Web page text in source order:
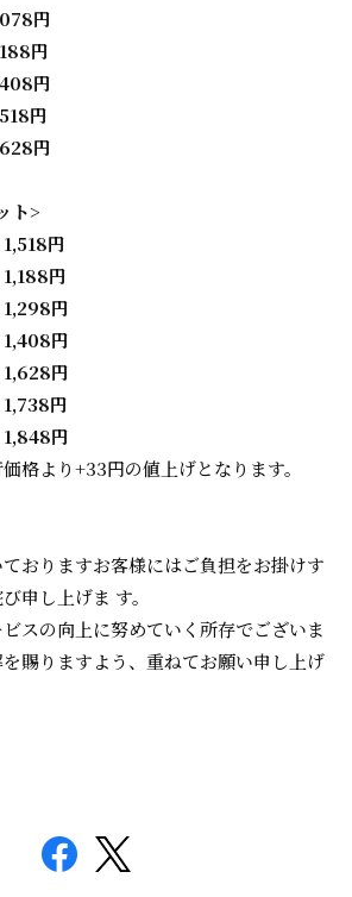
円
円
円
円
円
ト>
円
円
円
円
円
円
円
格より+33円の値上げとなります。
おりますお客様にはご負担をお掛けす
申し上げま す。
スの向上に努めていく所存でございま
賜りますよう、重ねてお願い申し上げ